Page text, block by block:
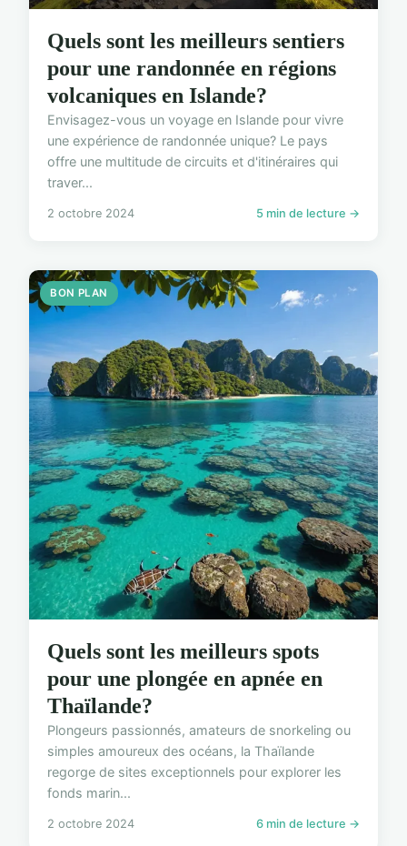
Quels sont les meilleurs sentiers
pour une randonnée en régions
volcaniques en Islande?
Envisagez-vous un voyage en Islande pour vivre
une expérience de randonnée unique? Le pays
offre une multitude de circuits et d'itinéraires qui
traver...
2 octobre 2024 5 min de lecture →
BON PLAN
Quels sont les meilleurs spots
pour une plongée en apnée en
Thaïlande?
Plongeurs passionnés, amateurs de snorkeling ou
simples amoureux des océans, la Thaïlande
regorge de sites exceptionnels pour explorer les
fonds marin...
2 octobre 2024 6 min de lecture →